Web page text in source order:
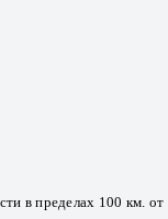
в пределах 100 км. от